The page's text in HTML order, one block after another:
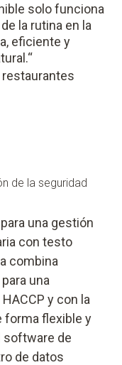
solo funciona
la rutina en la
eficiente y
restaurantes
de la seguridad
una gestión
con testo
combina
una
y con la
forma flexible y
software de
de datos